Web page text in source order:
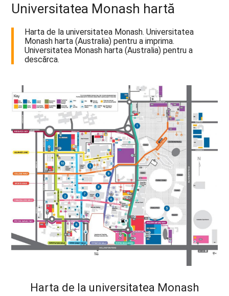
Universitatea Monash hartă
Harta de la universitatea Monash. Universitatea
Monash harta (Australia) pentru a imprima.
Universitatea Monash harta (Australia) pentru a
descărca.
Harta de la universitatea Monash